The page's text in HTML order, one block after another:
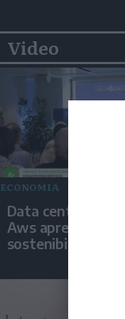
Video
ECONOMIA
Data center e
Aws apre il
sostenibilità